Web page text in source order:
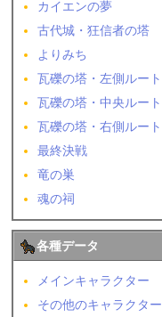
カイエンの夢
古代城・狂信者の塔
よりみち
瓦礫の塔・左側ルート
瓦礫の塔・中央ルート
瓦礫の塔・右側ルート
最終決戦
竜の巣
魂の祠
各種データ
メインキャラクター
その他のキャラクター